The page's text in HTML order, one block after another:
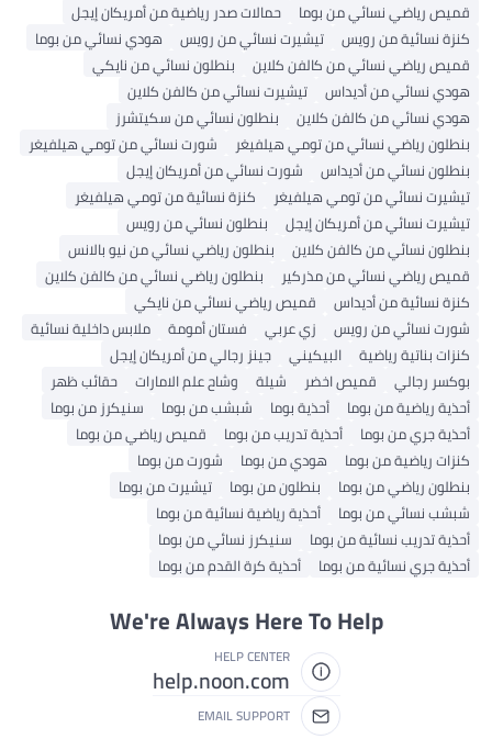
قميص رياضي نسائي من بوما
حمالات صدر رياضية من أمريكان إيجل
كنزة نسائية من رويس
تيشيرت نسائي من رويس
هودي نسائي من بوما
قميص رياضي نسائي من كالفن كلاين
بنطلون نسائي من نايكي
هودي نسائي من أديداس
تيشيرت نسائي من كالفن كلاين
هودي نسائي من كالفن كلاين
بنطلون نسائي من سكيتشرز
بنطلون رياضي نسائي من تومي هيلفيغر
شورت نسائي من تومي هيلفيغر
بنطلون نسائي من أديداس
شورت نسائي من أمريكان إيجل
تيشيرت نسائي من تومي هيلفيغر
كنزة نسائية من تومي هيلفيغر
تيشيرت نسائي من أمريكان إيجل
بنطلون نسائي من رويس
بنطلون نسائي من كالفن كلاين
بنطلون رياضي نسائي من نيو بالانس
قميص رياضي نسائي من مذركير
بنطلون رياضي نسائي من كالفن كلاين
كنزة نسائية من أديداس
قميص رياضي نسائي من نايكي
شورت نسائي من رويس
زي عربي فستان أمومة
ملابس داخلية نسائية
كنزات بناتية رياضية
البيكيني
جينز رجالي من أمريكان إيجل
بوكسر رجالي
قميص اخضر شيلة وشاح علم الامارات
حقائب ظهر
أحذية رياضية من بوما
أحذية بوما شبشب من بوما
سنيكرز من بوما
أحذية جري من بوما
أحذية تدريب من بوما
قميص رياضي من بوما
كنزات رياضية من بوما
هودي من بوما
شورت من بوما
بنطلون رياضي من بوما
بنطلون من بوما
تيشيرت من بوما
شبشب نسائي من بوما
أحذية رياضية نسائية من بوما
أحذية تدريب نسائية من بوما
سنيكرز نسائي من بوما
أحذية جري نسائية من بوما
أحذية كرة القدم من بوما
We're Always Here To Help
HELP CENTER
help.noon.com
EMAIL SUPPORT